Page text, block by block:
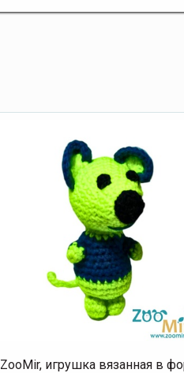
ZooMir, игрушка вязанная в